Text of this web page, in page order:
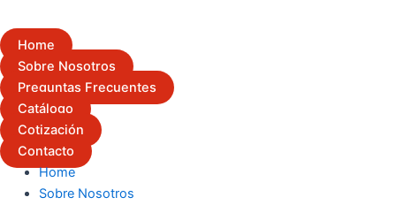
Home
Sobre Nosotros
Preguntas Frecuentes
Catálogo
Cotización
Contacto
Home
Sobre Nosotros